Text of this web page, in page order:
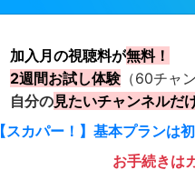
加入月の視聴料が無料！
2週間お試し体験（60チャ
自分の見たいチャンネルだ
【スカパー！】基本プランは
お手続きは